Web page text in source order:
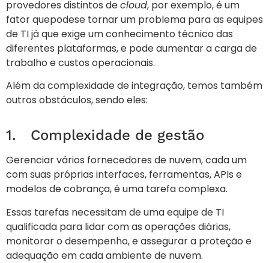
provedores distintos decloud, por exemplo, é um
fator quepodese tornar um problema para as equipes
de TI já que exige um conhecimento técnico das
diferentes plataformas, e pode aumentar a carga de
trabalho e custos operacionais.
Além da complexidade de integração, temos também
outros obstáculos, sendo eles:
1. Complexidade de gestão
Gerenciar vários fornecedores de nuvem, cada um
com suas próprias interfaces, ferramentas, APIs e
modelos de cobrança, é uma tarefa complexa.
Essas tarefas necessitam de uma equipe de TI
qualificada para lidar com as operações diárias,
monitorar o desempenho, e assegurar a proteção e
adequação em cada ambiente de nuvem.